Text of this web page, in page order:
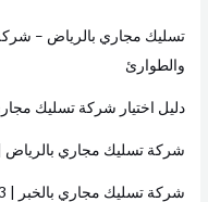
ث
ع
تسليك مجاري بالرياض –
والطوارئ
دليل اختيار شركة تسليك مجاري في
شركة تسليك مجاري بالرياض | 0534203163 | خدمة 24
شركة تسليك مجاري بالخبر | 0534203163 | خدمة 24 ساعة